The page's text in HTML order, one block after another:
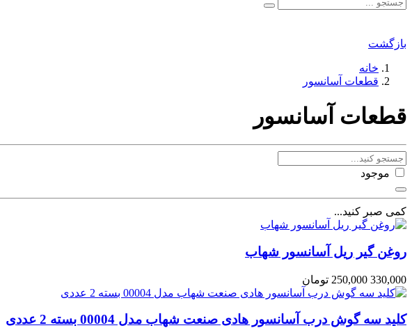
بازگشت
خانه
قطعات آسانسور
قطعات آسانسور
موجود
کمی صبر کنید...
روغن گیر ریل آسانسور شهاب
330,000 250,000 تومان
کلید سه گوش درب آسانسور هادی صنعت شهاب مدل 00004 بسته 2 عددی